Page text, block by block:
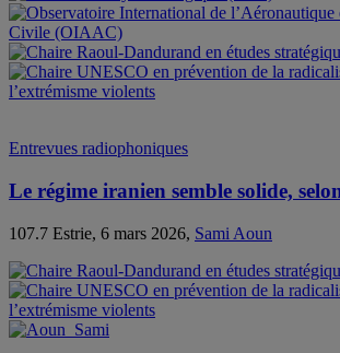
Entrevues radiophoniques
Le régime iranien semble solide,
107.7 Estrie, 6 mars 2026, Sami Aoun